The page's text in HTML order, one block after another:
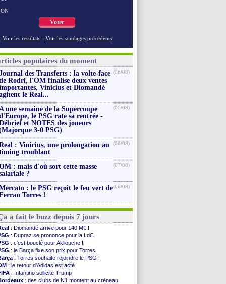
Voter
Voir les resultats - Voir les sondages précédents
populaires du moment
des Transferts : la volte-face
Rodri, l'OM finalise deux ventes
Vinicius et Diomandé
le Real...
(06/08)
une semaine de la Supercoupe
le PSG rate sa rentrée -
et NOTES des joueurs
3-0 PSG)
(05/08)
: Vinicius, une prolongation au
troublant
(06/08)
: mais d'où sort cette masse
?
(07/08)
: le PSG reçoit le feu vert de
Torres !
(06/08)
a fait le buzz depuis 7 jours
: Diomandé arrive pour 140 M€ !
: Dupraz se prononce pour la LdC
: c'est bouclé pour Akliouche !
: le Barça fixe son prix pour Torres
: Torres souhaite rejoindre le PSG !
: le retour d'Adidas est acté
: Infantino sollicite Trump
: des clubs de N1 montent au créneau